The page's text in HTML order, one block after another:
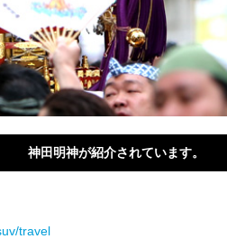
神田明神が紹介されています。
travel